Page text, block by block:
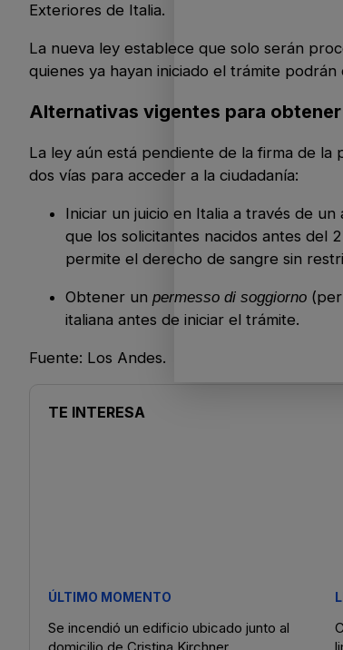
Exteriores de Italia.
La nueva ley establece que solo serán
quienes ya hayan iniciado el trámite
Alternativas vigentes para
La ley aún está pendiente de la firma de la
dos vías para acceder a la ciudadanía:
Iniciar un juicio en Italia a través de
que los solicitantes nacidos antes del
permite el derecho de sangre sin
Obtener un permesso di soggiorno
italiana antes de iniciar el trámite.
Fuente: Los Andes.
TE INTERESA
ÚLTIMO MOMENTO
Se incendió un edificio ubicado junto al